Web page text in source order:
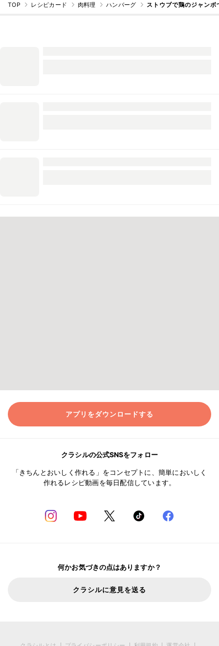
TOP レシピカード 肉料理 ハンバーグ ストウブで鶏のジャンボ
アプリをダウンロードする
クラシルの公式SNSをフォロー
「きちんとおいしく作れる」をコンセプトに、簡単においしく
作れるレシピ動画を毎日配信しています。
何かお気づきの点はありますか？
クラシルに意見を送る